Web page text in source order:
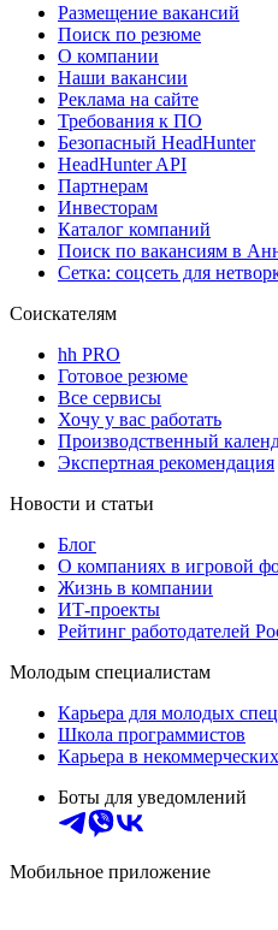
Размещение вакансий
Поиск по резюме
О компании
Наши вакансии
Реклама на сайте
Требования к ПО
Безопасный HeadHunter
HeadHunter API
Партнерам
Инвесторам
Каталог компаний
Поиск по вакансиям в
Сетка: соцсеть для
Соискателям
hh PRO
Готовое резюме
Все сервисы
Хочу у вас работать
Производственный
Экспертная рекомендация
Новости и статьи
Блог
О компаниях в игровой
Жизнь в компании
ИТ-проекты
Рейтинг работодателей
Молодым специалистам
Карьера для молодых
Школа программистов
Карьера в
Боты для уведомлений
Мобильное приложение